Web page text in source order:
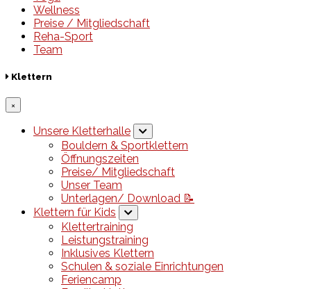
Wellness
Preise / Mitgliedschaft
Reha-Sport
Team
Klettern
×
Unsere Kletterhalle
Bouldern & Sportklettern
Öffnungszeiten
Preise/ Mitgliedschaft
Unser Team
Unterlagen/ Download 📝
Klettern für Kids
Klettertraining
Leistungstraining
Inklusives Klettern
Schulen & soziale Einrichtungen
Feriencamp